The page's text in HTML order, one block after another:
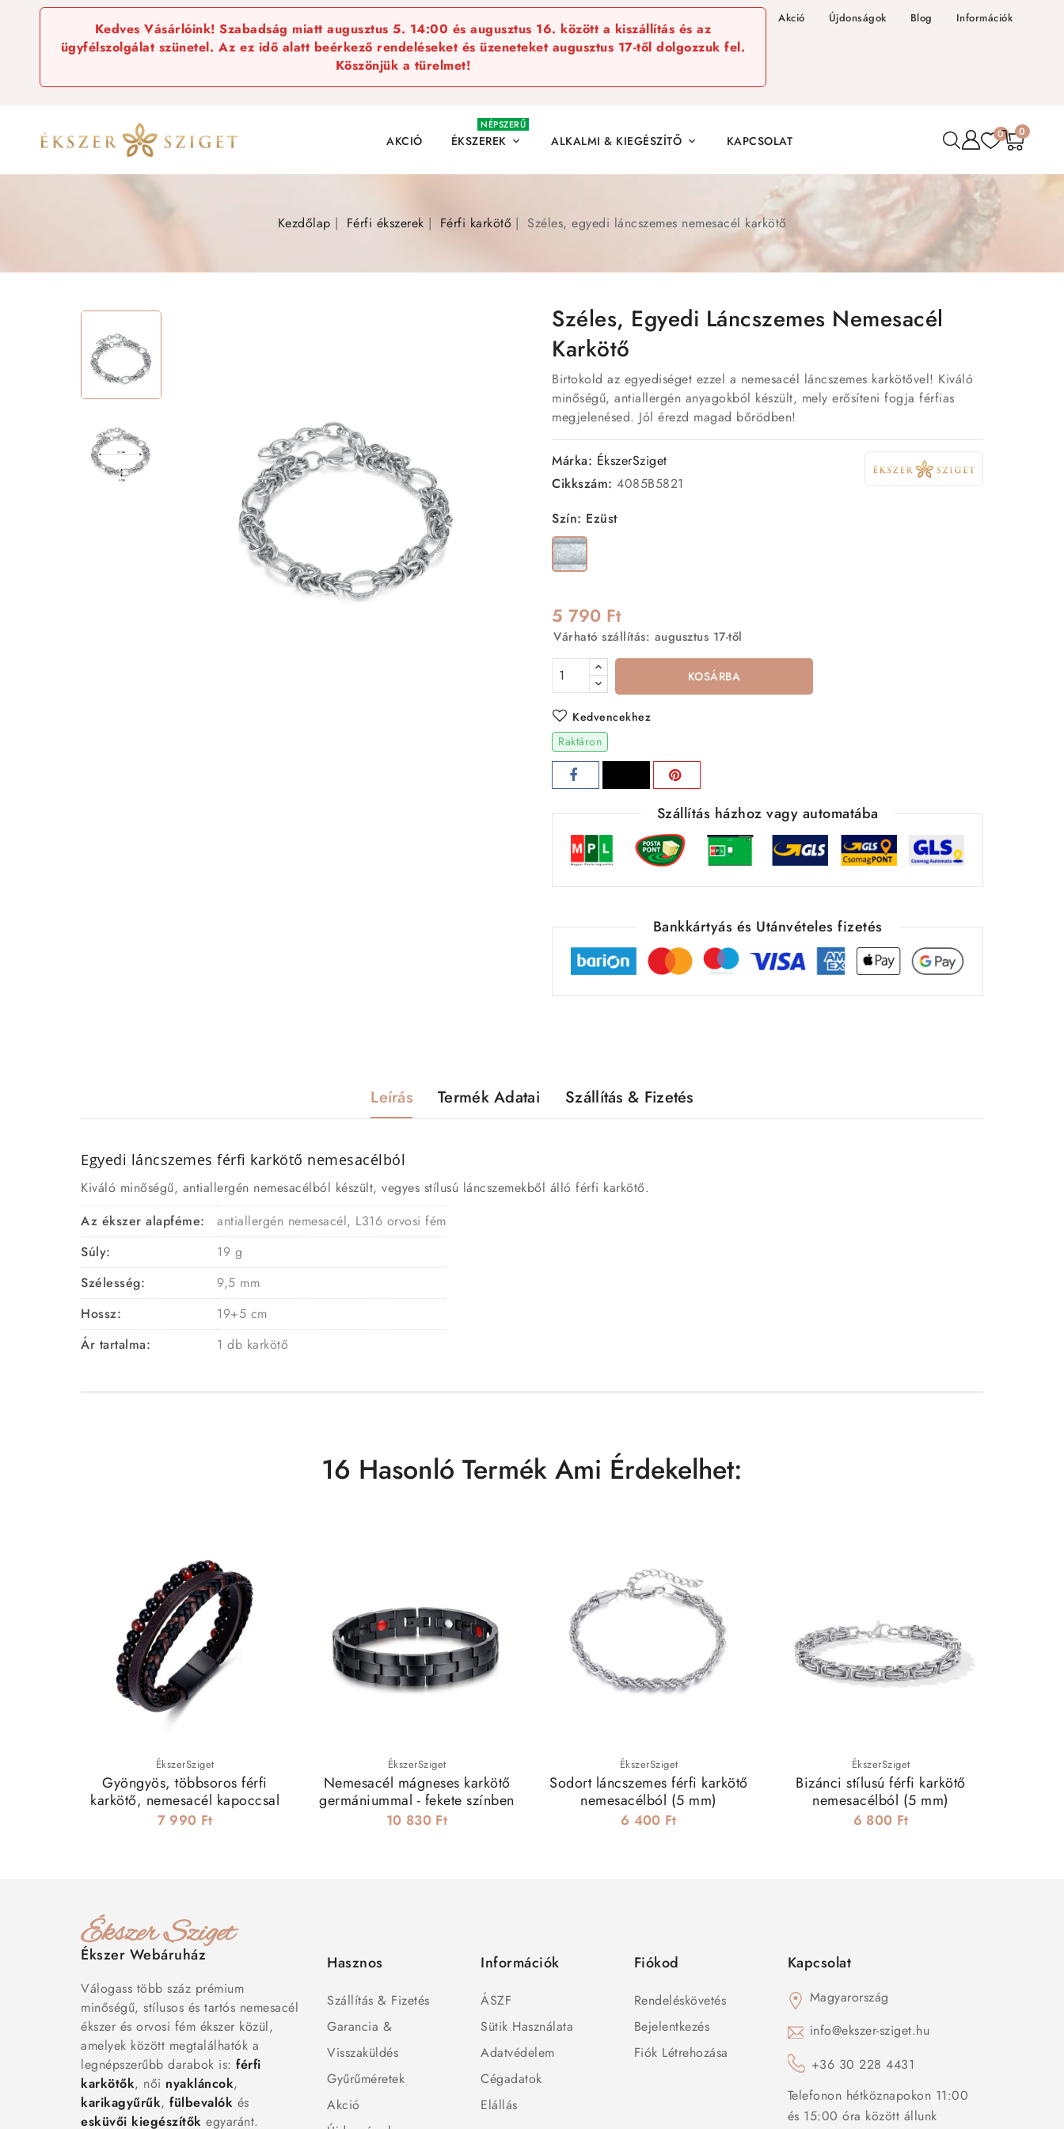
Kedves Vásárlóink! Szabadság miatt augusztus 5. 14:00 és augusztus 16. között a kiszállítás és az
ügyfélszolgálat szünetel. Az ez idő alatt beérkező rendeléseket és üzeneteket augusztus 17-től dolgozzuk fel.
Köszönjük a türelmet!
Akció Újdonságok Blog Információk
AKCIÓ ÉKSZEREK 
NÉPSZERŰ
ALKALMI & KIEGÉSZÍTŐ  KAPCSOLAT 0 0
Kezdőlap Férfi ékszerek Férfi karkötő Széles, egyedi láncszemes nemesacél karkötő
Széles, Egyedi Láncszemes Nemesacél
Karkötő
Birtokold az egyediséget ezzel a nemesacél láncszemes karkötővel! Kiváló
minőségű, antiallergén anyagokból készült, mely erősíteni fogja férfias
megjelenésed. Jól érezd magad bőrödben!
Márka: ÉkszerSziget
Cikkszám: 4085B5821
Szín: Ezüst
Ezüst
5 790 Ft
Várható szállítás: augusztus 17-től
KOSÁRBA
Kedvencekhez
Raktáron
Szállítás házhoz vagy automatába
Bankkártyás és Utánvételes fizetés
Leírás Termék Adatai Szállítás & Fizetés
Egyedi láncszemes férfi karkötő nemesacélból
Kiváló minőségű, antiallergén nemesacélból készült, vegyes stílusú láncszemekből álló férfi karkötő.
Az ékszer alapféme:
antiallergén nemesacél, L316 orvosi fém
Súly:
19 g
Szélesség:
9,5 mm
Hossz:
19+5 cm
Ár tartalma:
1 db karkötő
16 Hasonló Termék Ami Érdekelhet:
ÉkszerSziget
Gyöngyös, többsoros férfi
karkötő, nemesacél kapoccsal
7 990 Ft
ÉkszerSziget
Nemesacél mágneses karkötő
germániummal - fekete színben
10 830 Ft
ÉkszerSziget
Sodort láncszemes férfi karkötő
nemesacélból (5 mm)
6 400 Ft
ÉkszerSziget
Bizánci stílusú férfi karkötő
nemesacélból (5 mm)
6 800 Ft
Ékszer Webáruház
Válogass több száz prémium
minőségű, stílusos és tartós nemesacél
ékszer és orvosi fém ékszer közül,
amelyek között megtalálhatók a
legnépszerűbb darabok is: férfi
karkötők, női nyakláncok,
karikagyűrűk, fülbevalók és
esküvői kiegészítők egyaránt.
Hasznos
Szállítás & Fizetés
Garancia &
Visszaküldés
Gyűrűméretek
Akció
Információk
ÁSZF
Sütik Használata
Adatvédelem
Cégadatok
Elállás
Fiókod
Rendeléskövetés
Bejelentkezés
Fiók Létrehozása
Kapcsolat
Magyarország
info@ekszer-sziget.hu
+36 30 228 4431
Telefonon hétköznapokon 11:00
és 15:00 óra között állunk